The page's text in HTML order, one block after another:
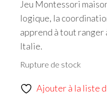
Jeu Montessori
logique, la
apprend à tout ranger
Italie.
Rupture de stock
Ajouter à la liste